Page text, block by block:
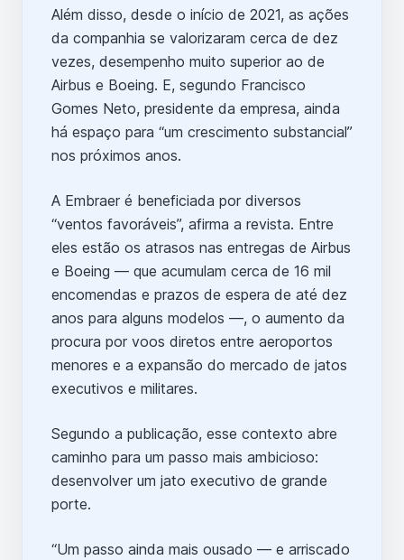
Além disso, desde o início de 2021, as ações
da companhia se valorizaram cerca de dez
vezes, desempenho muito superior ao de
Airbus e Boeing. E, segundo Francisco
Gomes Neto, presidente da empresa, ainda
há espaço para “um crescimento substancial”
nos próximos anos.
A Embraer é beneficiada por diversos
“ventos favoráveis”, afirma a revista. Entre
eles estão os atrasos nas entregas de Airbus
e Boeing — que acumulam cerca de 16 mil
encomendas e prazos de espera de até dez
anos para alguns modelos —, o aumento da
procura por voos diretos entre aeroportos
menores e a expansão do mercado de jatos
executivos e militares.
Segundo a publicação, esse contexto abre
caminho para um passo mais ambicioso:
desenvolver um jato executivo de grande
porte.
“Um passo ainda mais ousado — e arriscado